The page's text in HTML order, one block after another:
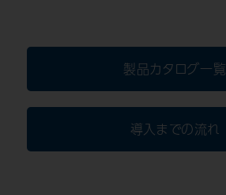
製品カタログ一覧
導入までの流れ